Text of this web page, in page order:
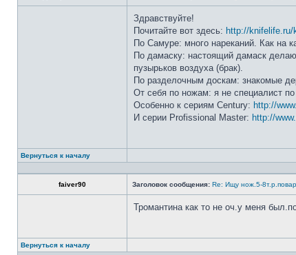
Здравствуйте!
Почитайте вот здесь: http://
По Самуре: много нареканий. Как на
По дамаску: настоящий дамаск
пузырьков воздуха (брак).
По разделочным доскам: знакомые
От себя по ножам: я не специалист
Особенно к сериям Century: http://
И серии Profissional Master: http://
Вернуться к началу
faiver90 Заголовок сообщения: Re: Ищу нож.5-8т.р.повар
Тромантина как то не оч.у меня
Вернуться к началу